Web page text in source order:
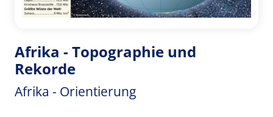
Afrika - Topographie und
Rekorde
Afrika - Orientierung